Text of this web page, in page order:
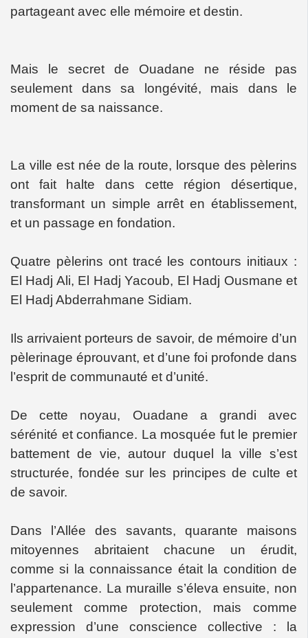
partageant avec elle mémoire et destin.
Mais le secret de Ouadane ne réside pas
seulement dans sa longévité, mais dans le
moment de sa naissance.
La ville est née de la route, lorsque des pèlerins
ont fait halte dans cette région désertique,
transformant un simple arrêt en établissement,
et un passage en fondation.
Quatre pèlerins ont tracé les contours initiaux :
El Hadj Ali, El Hadj Yacoub, El Hadj Ousmane et
El Hadj Abderrahmane Sidiam.
Ils arrivaient porteurs de savoir, de mémoire d’un
pèlerinage éprouvant, et d’une foi profonde dans
l’esprit de communauté et d’unité.
De cette noyau, Ouadane a grandi avec
sérénité et confiance. La mosquée fut le premier
battement de vie, autour duquel la ville s’est
structurée, fondée sur les principes de culte et
de savoir.
Dans l’Allée des savants, quarante maisons
mitoyennes abritaient chacune un érudit,
comme si la connaissance était la condition de
l’appartenance. La muraille s’éleva ensuite, non
seulement comme protection, mais comme
expression d’une conscience collective : la